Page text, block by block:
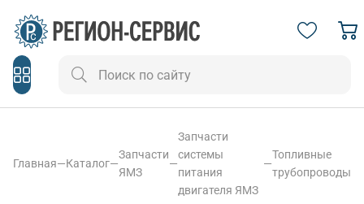
Главная—Каталог—
Запчасти
ЯМЗ
—
Запчасти
системы
питания
двигателя ЯМЗ
—
Топливные
трубопроводы